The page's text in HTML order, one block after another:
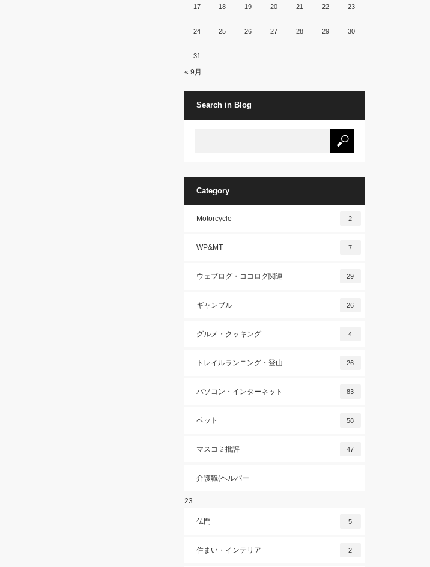
17 18 19 20 21 22 23
24 25 26 27 28 29 30
31
« 9月
Search in Blog
Category
Motorcycle 2
WP&MT 7
ウェブログ・ココログ関連 29
ギャンブル 26
グルメ・クッキング 4
トレイルランニング・登山 26
パソコン・インターネット 83
ペット 58
マスコミ批評 47
介護職(ヘルパー
23
仏門 5
住まい・インテリア 2